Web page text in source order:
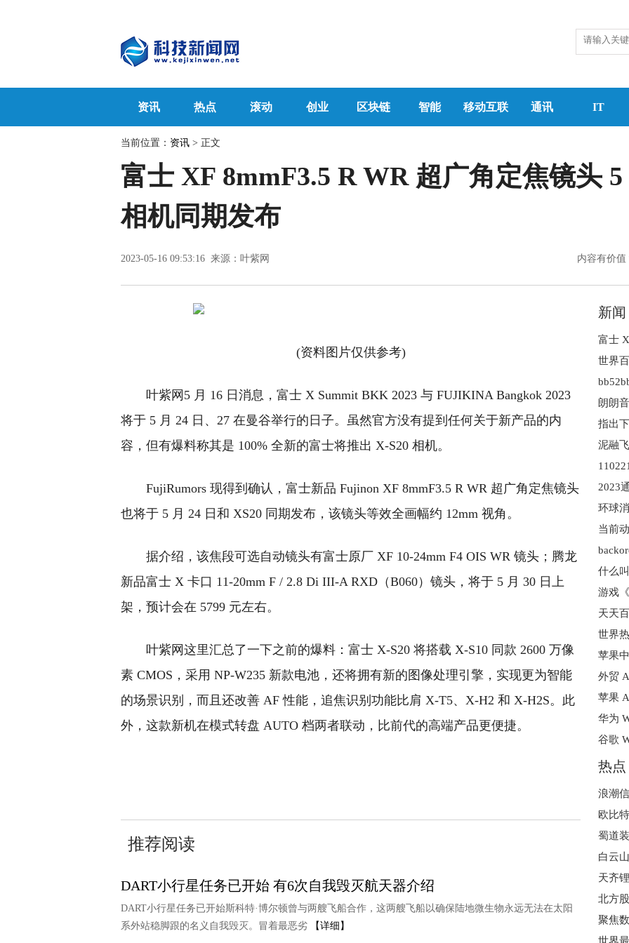
资讯 热点 滚动 创业 区块链 智能 移动互联 通讯 IT
当前位置： 资讯 > 正文
富士 XF 8mmF3.5 R WR 超广角定焦镜头 5
相机同期发布
2023-05-16 09:53:16 来源：叶紫网 内容有价
(资料图片仅供参考)
叶紫网5 月 16 日消息，富士 X Summit BKK 2023 与 FUJIKINA Bangkok 2023
将于 5 月 24 日、27 在曼谷举行的日子。虽然官方没有提到任何关于新产品的内
容，但有爆料称其是 100% 全新的富士将推出 X-S20 相机。
FujiRumors 现得到确认，富士新品 Fujinon XF 8mmF3.5 R WR 超广角定焦镜头
也将于 5 月 24 日和 XS20 同期发布，该镜头等效全画幅约 12mm 视角。
据介绍，该焦段可选自动镜头有富士原厂 XF 10-24mm F4 OIS WR 镜头；腾龙
新品富士 X 卡口 11-20mm F / 2.8 Di III-A RXD（B060）镜头，将于 5 月 30 日上
架，预计会在 5799 元左右。
叶紫网这里汇总了一下之前的爆料：富士 X-S20 将搭载 X-S10 同款 2600 万像
素 CMOS，采用 NP-W235 新款电池，还将拥有新的图像处理引擎，实现更为智能
的场景识别，而且还改善 AF 性能，追焦识别功能比肩 X-T5、X-H2 和 X-H2S。此
外，这款新机在模式转盘 AUTO 档两者联动，比前代的高端产品更便捷。
推荐阅读
DART小行星任务已开始 有6次自我毁灭航天器介绍
DART小行星任务已开始斯科特·博尔顿曾与两艘飞船合作，这两艘飞船以确保陆地微生物永远无法在太阳
系外站稳脚跟的名义自我毁灭。冒着最恶劣
【详细】
新闻
朗朗
2023
什么
外贸
苹果
谷歌
热点
浪潮
蜀道
白云
天齐
北方